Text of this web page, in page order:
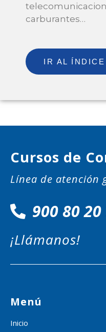
carburantes…
IR AL
Cursos de
Línea de atención
900 80 20
¡Llámanos!
Menú
Inicio